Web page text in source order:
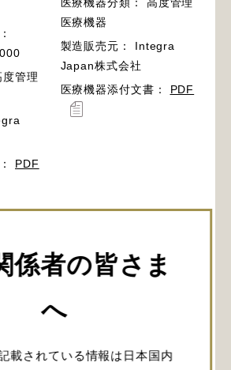
係者の皆さま
へ
載されている情報は日本国内
管理
PDF
医療機器
製造販売元： Integra
Japan株式会社
医療機器添付文書： PDF